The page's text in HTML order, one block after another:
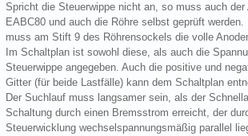
Spricht die Steuerwippe nicht an, so muss auch der
EABC80 und auch die Röhre selbst geprüft werden.
muss am Stift 9 des Röhrensockels die volle
Im Schaltplan ist sowohl diese, als auch die
Steuerwippe angegeben. Auch die positive und
Gitter (für beide Lastfälle) kann dem Schaltplan
Der Suchlauf muss langsamer sein, als der
Schaltung durch einen Bremsstrom erreicht, der
Steuerwicklung wechselspannungsmäßig parallel